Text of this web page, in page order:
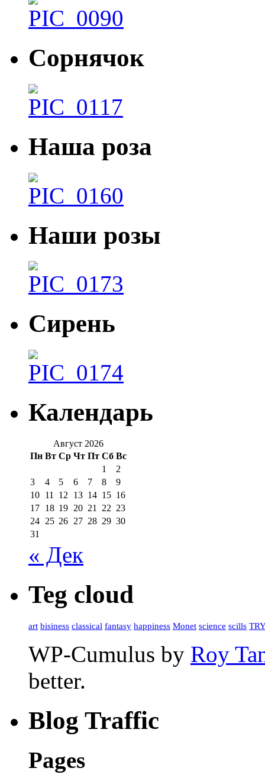
Сорнячок
Наша роза
Наши розы
Сирень
Календарь
Август 2026
Пн Вт Ср Чт Пт Сб Вс
1
2
3
4 5 6 7 8
9
10 11 12 13 14 15 16
17 18 19 20 21 22 23
24 25 26 27 28 29 30
31
« Дек
Teg cloud
art bisiness classical fantasy happiness Monet science scills
WP-Cumulus by Roy
better.
Blog Traffic
Pages